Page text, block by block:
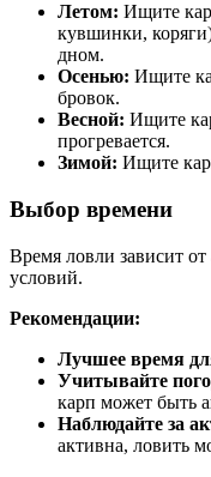
Летом: Ищите
кувшинки,
дном.
Осенью: Ищите
бровок.
Весной: Ищите
прогревается.
Зимой: Ищите
Выбор времени
Время ловли зависит
условий.
Рекомендации:
Лучшее время
Учитывайте
карп может быть
Наблюдайте за
активна, ловить